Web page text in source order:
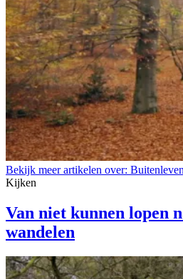
Bekijk meer artikelen over: Buitenleven
Kijken
Van niet kunnen lopen
wandelen